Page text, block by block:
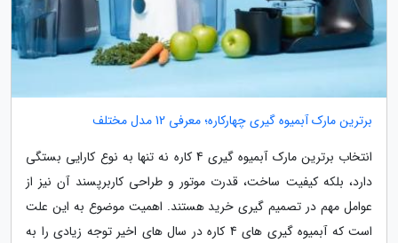
برترین مارک آبمیوه گیری چهارکاره؛ معرفی 12 مدل مختلف
انتخاب برترین مارک آبمیوه گیری 4 کاره نه تنها به نوع کارایی بستگی
دارد، بلکه کیفیت ساخت، قدرت موتور و طراحی کاربرپسند آن نیز از
عوامل مهم در تصمیم گیری خرید هستند. اهمیت موضوع به این علت
است که آبمیوه گیری های 4 کاره در سال های اخیر توجه زیادی را به